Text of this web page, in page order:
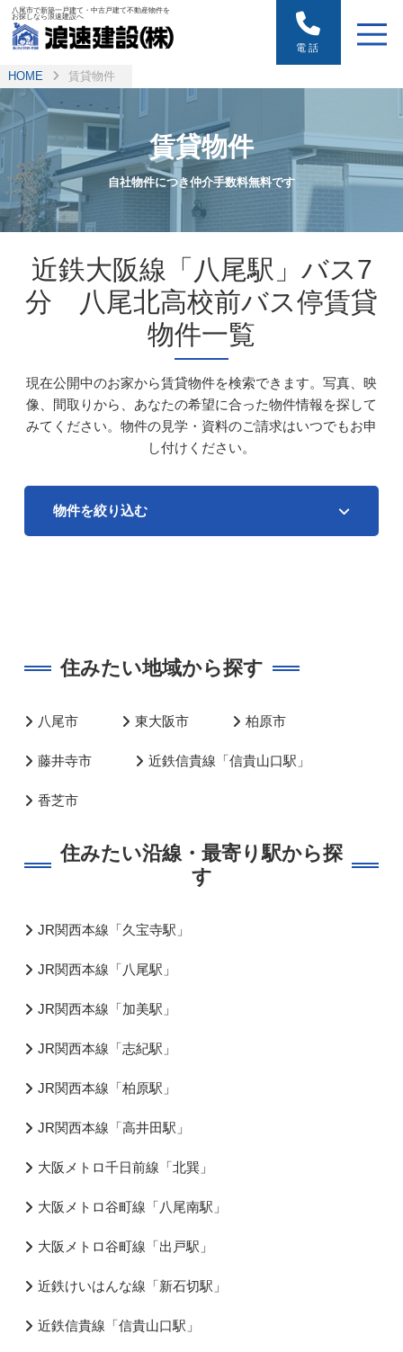
八尾市で新築一戸建て・中古戸建て不動産物件を
お探しなら浪速建設へ
電話
HOME 賃貸物件
賃貸物件
自社物件につき仲介手数料無料です
近鉄大阪線「八尾駅」バス7
分 八尾北高校前バス停賃貸
物件一覧
現在公開中のお家から賃貸物件を検索できます。写真、映
像、間取りから、あなたの希望に合った物件情報を探して
みてください。 物件の見学・資料のご請求はいつでもお申
し付けください。
物件を絞り込む
住みたい地域から探す
八尾市 東大阪市 柏原市
藤井寺市 近鉄信貴線「信貴山口駅」
香芝市
住みたい沿線・最寄り駅から探
す
JR関西本線「久宝寺駅」
JR関西本線「八尾駅」
JR関西本線「加美駅」
JR関西本線「志紀駅」
JR関西本線「柏原駅」
JR関西本線「高井田駅」
大阪メトロ千日前線「北巽」
大阪メトロ谷町線「八尾南駅」
大阪メトロ谷町線「出戸駅」
近鉄けいはんな線「新石切駅」
近鉄信貴線「信貴山口駅」